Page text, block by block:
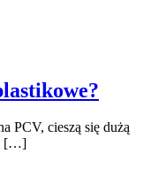
PCV, cieszą się dużą
i […]